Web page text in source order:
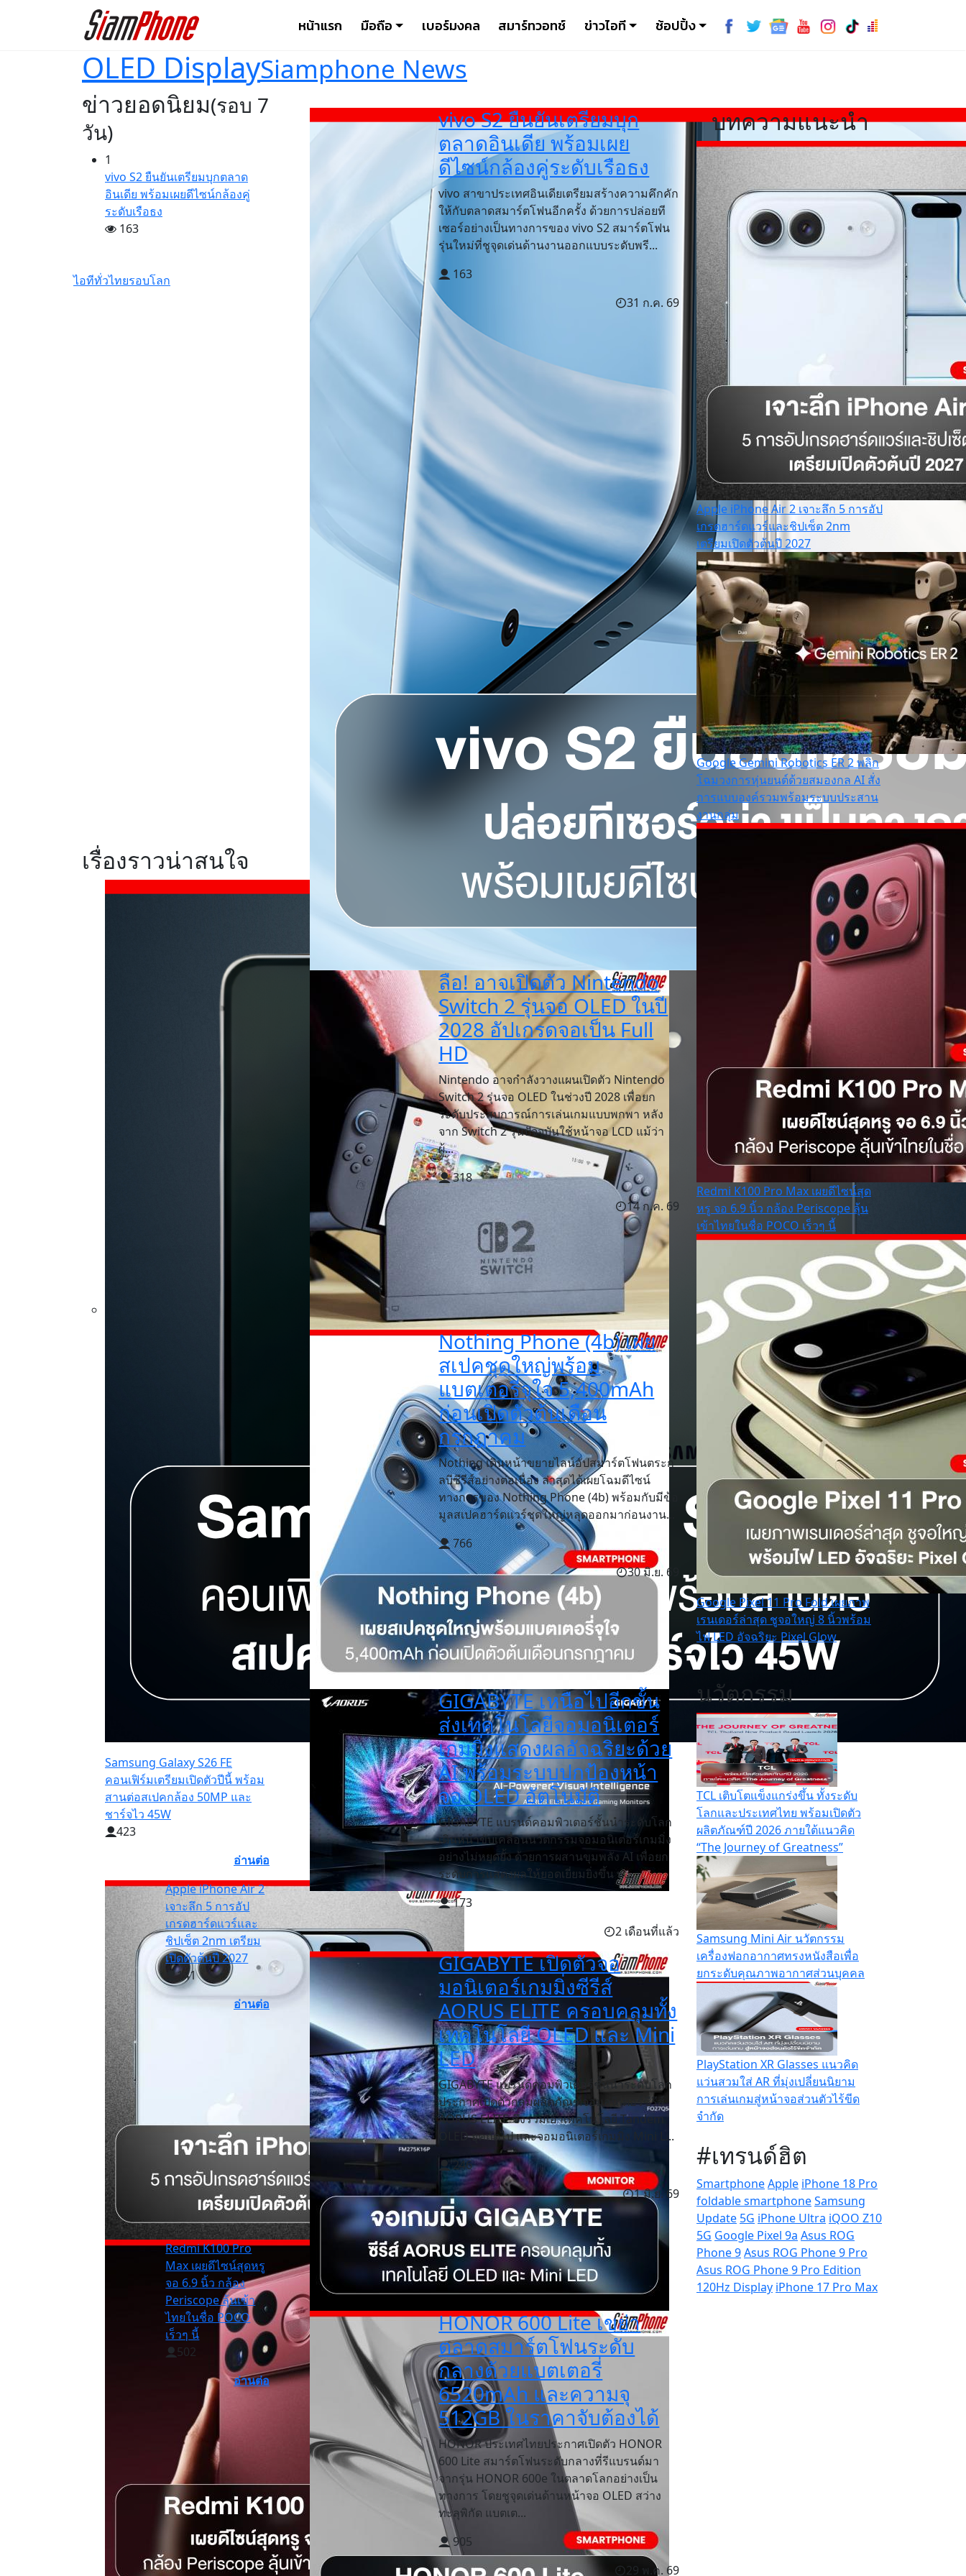
หน้าแรก มือถือ เบอร์มงคล สมาร์ทวอทช์ ข่าวไอที ช้อปปิ้ง
OLED DisplaySiamphone News
ข่าวยอดนิยม(รอบ 7
วัน)
1
vivo S2 ยืนยันเตรียมบุกตลาด
อินเดีย พร้อมเผยดีไซน์กล้องคู่
ระดับเรือธง
163
ไอทีทั่วไทยรอบโลก
เรื่องราวน่าสนใจ
Samsung Galaxy S26 FE
คอนเฟิร์มเตรียมเปิดตัวปีนี้ พร้อม
สานต่อสเปคกล้อง 50MP และ
ชาร์จไว 45W
423
อ่านต่อ
Apple iPhone Air 2
เจาะลึก 5 การอัป
เกรดฮาร์ดแวร์และ
ชิปเซ็ต 2nm เตรียม
เปิดตัวต้นปี 2027
141
อ่านต่อ
Redmi K100 Pro
Max เผยดีไซน์สุดหรู
จอ 6.9 นิ้ว กล้อง
Periscope ลุ้นเข้า
ไทยในชื่อ POCO
เร็วๆ นี้
502
อ่านต่อ
vivo S2 ยืนยันเตรียมบุก
ตลาดอินเดีย พร้อมเผย
ดีไซน์กล้องคู่ระดับเรือธง
vivo สาขาประเทศอินเดียเตรียมสร้างความคึกคัก
ให้กับตลาดสมาร์ตโฟนอีกครั้ง ด้วยการปล่อยที
เซอร์อย่างเป็นทางการของ vivo S2 สมาร์ตโฟน
รุ่นใหม่ที่ชูจุดเด่นด้านงานออกแบบระดับพรี...
163
31 ก.ค. 69
ลือ! อาจเปิดตัว Nintendo
Switch 2 รุ่นจอ OLED ในปี
2028 อัปเกรดจอเป็น Full
HD
Nintendo อาจกำลังวางแผนเปิดตัว Nintendo
Switch 2 รุ่นจอ OLED ในช่วงปี 2028 เพื่อยก
ระดับประสบการณ์การเล่นเกมแบบพกพา หลัง
จาก Switch 2 รุ่นปัจจุบันใช้หน้าจอ LCD แม้ว่า
ผู้...
318
14 ก.ค. 69
Nothing Phone (4b) เผย
สเปคชุดใหญ่พร้อม
แบตเตอรี่จุใจ 5,400mAh
ก่อนเปิดตัวต้นเดือน
กรกฎาคม
Nothing เดินหน้าขยายไลน์อัปสมาร์ตโฟนตระกู
ลบีซีรีส์อย่างต่อเนื่อง ล่าสุดได้เผยโฉมดีไซน์
ทางการของ Nothing Phone (4b) พร้อมกับมีข้อ
มูลสเปคฮาร์ดแวร์ชุดใหญ่หลุดออกมาก่อนงาน...
766
30 มิ.ย. 69
GIGABYTE เหนือไปอีกขั้น
ส่งเทคโนโลยีจอมอนิเตอร์
เกมมิ่งแสดงผลอัจฉริยะด้วย
AI พร้อมระบบปกป้องหน้า
จอ OLED อัตโนมัติ
GIGABYTE แบรนด์คอมพิวเตอร์ชั้นนำระดับโลก
เดินหน้าขับเคลื่อนนวัตกรรมจอมอนิเตอร์เกมมิ่ง
อย่างไม่หยุดยั้ง ด้วยการผสานขุมพลัง AI เพื่อยก
ระดับการแสดงผลให้ยอดเยี่ยมยิ่งขึ้น พ...
173
2 เดือนที่แล้ว
GIGABYTE เปิดตัวจอ
มอนิเตอร์เกมมิ่งซีรีส์
AORUS ELITE ครอบคลุมทั้ง
เทคโนโลยี OLED และ Mini
LED
GIGABYTE แบรนด์คอมพิวเตอร์ชั้นนำระดับโลก
ประกาศเปิดตัวกลุ่มผลิตภัณฑ์จอมอนิเตอร์ซีรีส์
AORUS ELITE ซึ่งรวมเอาเทคโนโลยี Tandem
OLED ยุคถัดไป และจอมอนิเตอร์เกมมิ่ง Mini L...
246
1 มิ.ย. 69
HONOR 600 Lite เขย่า
ตลาดสมาร์ตโฟนระดับ
กลางด้วยแบตเตอรี่
6520mAh และความจุ
512GB ในราคาจับต้องได้
HONOR ประเทศไทยประกาศเปิดตัว HONOR
600 Lite สมาร์ตโฟนระดับกลางที่รีแบรนด์มา
จากรุ่น HONOR 600e ในตลาดโลกอย่างเป็น
ทางการ โดยชูจุดเด่นด้านหน้าจอ OLED สว่าง
ทะลุพิกัด แบตเต...
905
29 พ.ค. 69
บทความแนะนำ
Apple iPhone Air 2 เจาะลึก 5 การอัป
เกรดฮาร์ดแวร์และชิปเซ็ต 2nm
เตรียมเปิดตัวต้นปี 2027
Google Gemini Robotics ER 2 พลิก
โฉมวงการหุ่นยนต์ด้วยสมองกล AI สั่ง
การแบบองค์รวมพร้อมระบบประสาน
งานกลุ่ม
Redmi K100 Pro Max เผยดีไซน์สุด
หรู จอ 6.9 นิ้ว กล้อง Periscope ลุ้น
เข้าไทยในชื่อ POCO เร็วๆ นี้
Google Pixel 11 Pro Fold เผยภาพ
เรนเดอร์ล่าสุด ชูจอใหญ่ 8 นิ้วพร้อม
ไฟ LED อัจฉริยะ Pixel Glow
นวัตกรรม
TCL เติบโตแข็งแกร่งขึ้น ทั้งระดับ
โลกและประเทศไทย พร้อมเปิดตัว
ผลิตภัณฑ์ปี 2026 ภายใต้แนวคิด
“The Journey of Greatness”
Samsung Mini Air นวัตกรรม
เครื่องฟอกอากาศทรงหนังสือเพื่อ
ยกระดับคุณภาพอากาศส่วนบุคคล
PlayStation XR Glasses แนวคิด
แว่นสวมใส่ AR ที่มุ่งเปลี่ยนนิยาม
การเล่นเกมสู่หน้าจอส่วนตัวไร้ขีด
จำกัด
#เทรนด์ฮิต
SmartphoneApple iPhone 18 Pro
foldable smartphoneSamsung
Update 5G iPhone Ultra iQOO Z10
5G Google Pixel 9a Asus ROG
Phone 9Asus ROG Phone 9 Pro
Asus ROG Phone 9 Pro Edition
120Hz Display iPhone 17 Pro Max